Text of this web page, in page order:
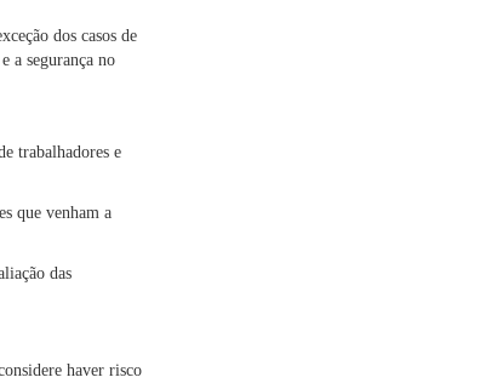
dos casos de
a segurança no
trabalhadores e
que venham a
das
haver risco